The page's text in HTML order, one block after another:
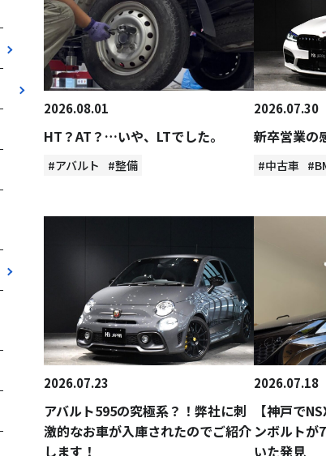
2026.08.01
HT？AT？…いや、LTでした。
#アバルト #整備
2026.07.30
新卒営業の
#中古車
2026.07.23
アバルト595の究極系？！弊社に刺
激的なお車が入庫されたのでご紹介
します！
2026.07.18
【神戸で
ンボルトが
いた発見